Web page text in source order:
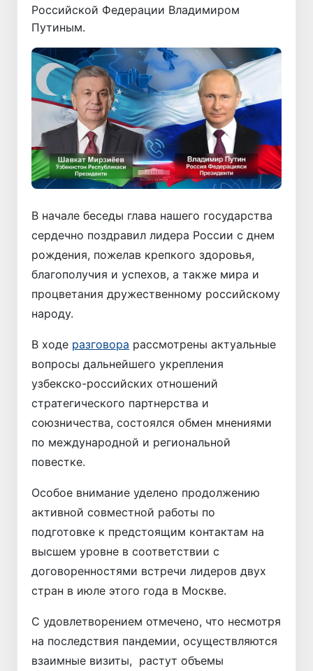
Российской Федерации Владимиром
Путиным.
В начале беседы глава нашего государства
сердечно поздравил лидера России с днем
рождения, пожелав крепкого здоровья,
благополучия и успехов, а также мира и
процветания дружественному российскому
народу.
В ходе разговора рассмотрены актуальные
вопросы дальнейшего укрепления
узбекско-российских отношений
стратегического партнерства и
союзничества, состоялся обмен мнениями
по международной и региональной
повестке.
Особое внимание уделено продолжению
активной совместной работы по
подготовке к предстоящим контактам на
высшем уровне в соответствии с
договоренностями встречи лидеров двух
стран в июле этого года в Москве.
С удовлетворением отмечено, что несмотря
на последствия пандемии, осуществляются
взаимные визиты, растут объемы